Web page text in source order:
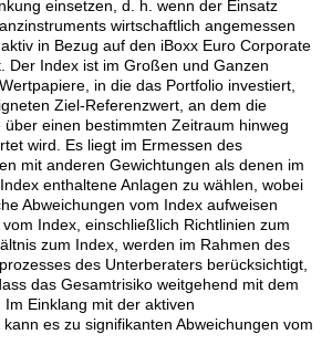
einsetzen, d. h. wenn der Einsatz
wirtschaftlich angemessen
in Bezug auf den iBoxx Euro Corporate
Der Index ist im Großen und Ganzen
in die das Portfolio investiert,
Ziel-Referenzwert, an dem die
einen bestimmten Zeitraum hinweg
wird. Es liegt im Ermessen des
mit anderen Gewichtungen als denen im
enthaltene Anlagen zu wählen, wobei
Abweichungen vom Index aufweisen
Index, einschließlich Richtlinien zum
zum Index, werden im Rahmen des
des Unterberaters berücksichtigt,
das Gesamtrisiko weitgehend mit dem
Einklang mit der aktiven
es zu signifikanten Abweichungen vom